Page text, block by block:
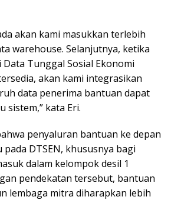
akan kami masukkan terlebih
warehouse. Selanjutnya, ketika
Tunggal Sosial Ekonomi
akan kami integrasikan
data penerima bantuan dapat
sistem,” kata Eri.
penyaluran bantuan ke depan
pada DTSEN, khususnya bagi
dalam kelompok desil 1
pendekatan tersebut, bantuan
lembaga mitra diharapkan lebih